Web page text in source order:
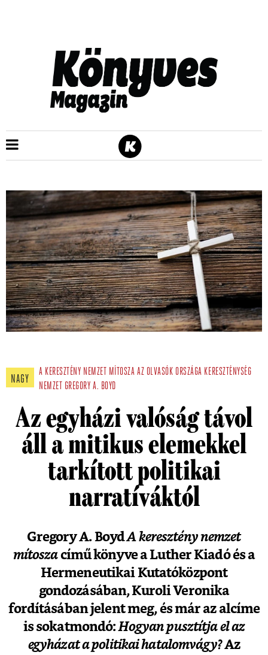
NAGY
A KERESZTÉNY NEMZET MÍTOSZA AZ OLVASÓK ORSZÁGA KERESZTÉNYSÉG
NEMZET GREGORY A. BOYD
Az egyházi valóság távol
áll a mitikus elemekkel
tarkított politikai
narratíváktól
Gregory A. BoydA keresztény nemzet
mítoszacímű könyve a Luther Kiadó és a
Hermeneutikai Kutatóközpont
gondozásában, Kuroli Veronika
fordításában jelent meg, és már az alcíme
is sokatmondó:Hogyan pusztítja el az
egyházat a politikai hatalomvágy?Az